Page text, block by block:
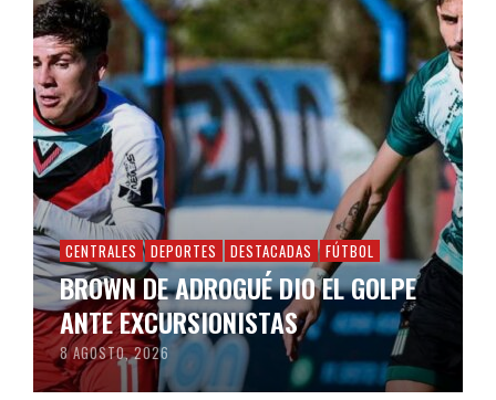
CENTRALES DEPORTES DESTACADAS FÚTBOL
BROWN DE ADROGUÉ DIO EL GOLPE
ANTE EXCURSIONISTAS
8 AGOSTO, 2026